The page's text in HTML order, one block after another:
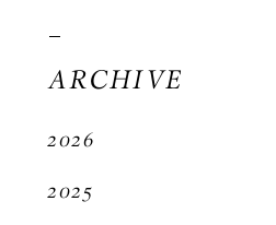
ARCHIVE
2026
2025